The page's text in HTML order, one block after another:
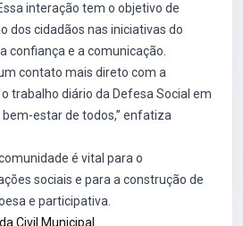
interação tem o objetivo de
dos cidadãos nas iniciativas do
confiança e a comunicação.
contato mais direto com a
trabalho diário da Defesa Social em
estar de todos,” enfatiza
é vital para o
sociais e para a construção de
e participativa.
Civil Municipal